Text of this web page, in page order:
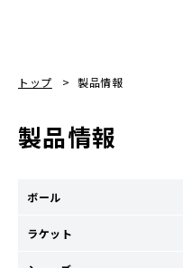
トップ 製品情報
製品情報
ボール
ラケット